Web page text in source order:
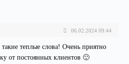
06.02.2024 09:44
теплые слова! Очень приятно
от постоянных клиентов 🙂